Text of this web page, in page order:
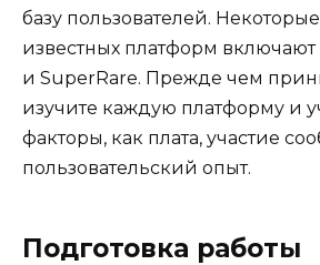
базу пользователей.
известных платформ включают
и SuperRare. Прежде чем
изучите каждую платформу и
факторы, как плата, участие
пользовательский опыт.
Подготовка работы